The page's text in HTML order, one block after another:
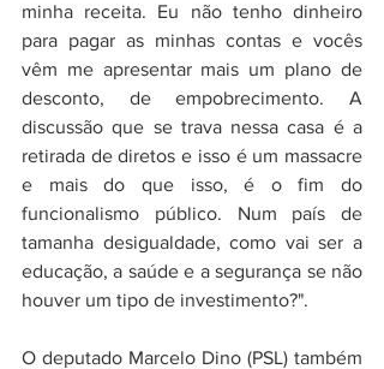
minha receita. Eu não tenho dinheiro
para pagar as minhas contas e vocês
vêm me apresentar mais um plano de
desconto, de empobrecimento. A
discussão que se trava nessa casa é a
retirada de diretos e isso é um massacre
e mais do que isso, é o fim do
funcionalismo público. Num país de
tamanha desigualdade, como vai ser a
educação, a saúde e a segurança se não
houver um tipo de investimento?".
O deputado Marcelo Dino (PSL) também